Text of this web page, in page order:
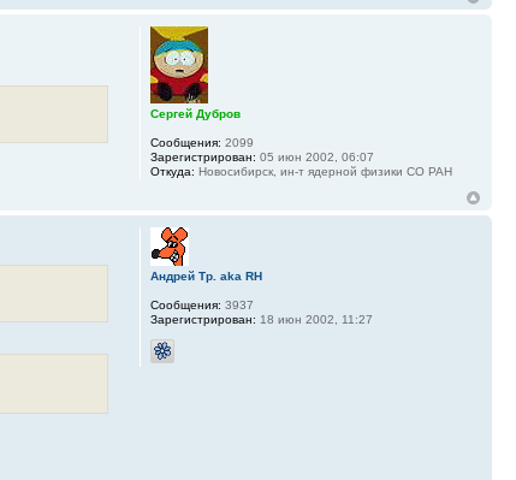
Сергей Дубров
Сообщения: 2099
Зарегистрирован: 05 июн 2002, 06:07
Откуда: Новосибирск, ин-т ядерной физики СО РАН
Андрей Тр. aka RH
Сообщения: 3937
Зарегистрирован: 18 июн 2002, 11:27